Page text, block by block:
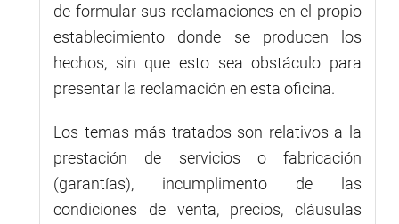
de formular sus reclamaciones en el propio
establecimiento donde se producen los
hechos, sin que esto sea obstáculo para
presentar la reclamación en esta oficina.
Los temas más tratados son relativos a la
prestación de servicios o fabricación
(garantías), incumplimento de las
condiciones de venta, precios, cláusulas